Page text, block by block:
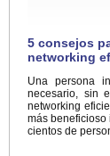
5 consejos
networking
Una persona
necesario, sin
networking
más beneficioso
cientos de